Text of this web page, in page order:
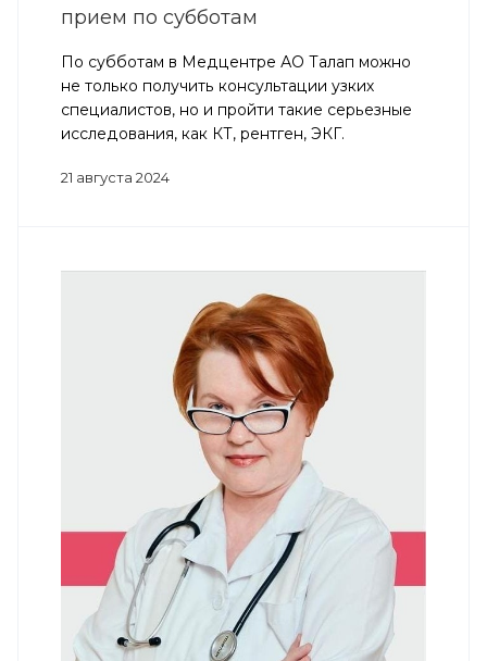
прием по субботам
По субботам в Медцентре АО Талап можно
не только получить консультации узких
специалистов, но и пройти такие серьезные
исследования, как КТ, рентген, ЭКГ.
21 августа 2024